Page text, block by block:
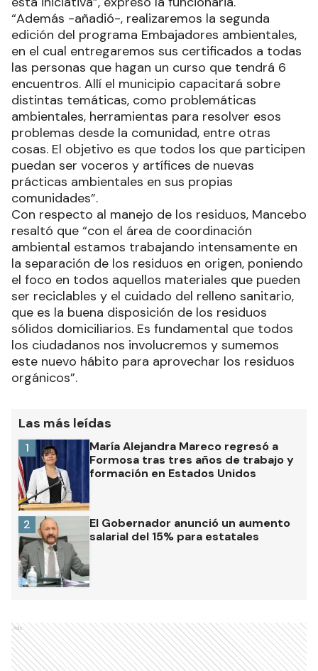
“Además -añadió-, realizaremos la segunda
edición del programa Embajadores ambientales,
en el cual entregaremos sus certificados a todas
las personas que hagan un curso que tendrá 6
encuentros. Allí el municipio capacitará sobre
distintas temáticas, como problemáticas
ambientales, herramientas para resolver esos
problemas desde la comunidad, entre otras
cosas. El objetivo es que todos los que participen
puedan ser voceros y artífices de nuevas
prácticas ambientales en sus propias
comunidades”.
Con respecto al manejo de los residuos, Mancebo
resaltó que “con el área de coordinación
ambiental estamos trabajando intensamente en
la separación de los residuos en origen, poniendo
el foco en todos aquellos materiales que pueden
ser reciclables y el cuidado del relleno sanitario,
que es la buena disposición de los residuos
sólidos domiciliarios. Es fundamental que todos
los ciudadanos nos involucremos y sumemos
este nuevo hábito para aprovechar los residuos
orgánicos”.
Las más leídas
María Alejandra Mareco regresó a
Formosa tras tres años de trabajo y
formación en Estados Unidos
1
El Gobernador anunció un aumento
salarial del 15% para estatales
2
Ads